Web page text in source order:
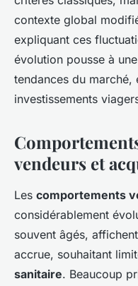
contexte global
expliquant ces
évolution pousse à
tendances du marché,
investissements
vendeurs et
Les comportements
considérablement
souvent âgés,
accrue, souhaitant
sanitaire. Beaucoup